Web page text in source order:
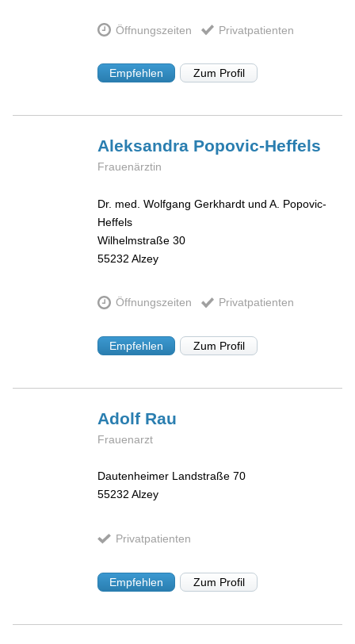
Öffnungszeiten Privatpatienten
Empfehlen Zum Profil
Aleksandra Popovic-Heffels
Frauenärztin
Dr. med. Wolfgang Gerkhardt und A. Popovic-
Heffels
Wilhelmstraße 30
55232 Alzey
Öffnungszeiten Privatpatienten
Empfehlen Zum Profil
Adolf Rau
Frauenarzt
Dautenheimer Landstraße 70
55232 Alzey
Privatpatienten
Empfehlen Zum Profil